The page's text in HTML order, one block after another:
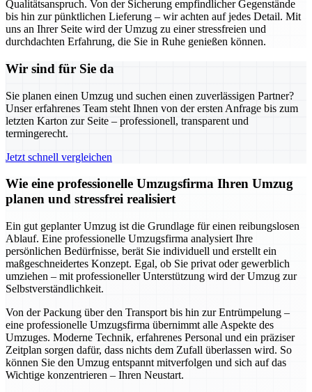
Qualitätsanspruch. Von der Sicherung empfindlicher Gegenstände
bis hin zur pünktlichen Lieferung – wir achten auf jedes Detail. Mit
uns an Ihrer Seite wird der Umzug zu einer stressfreien und
durchdachten Erfahrung, die Sie in Ruhe genießen können.
Wir sind für Sie da
Sie planen einen Umzug und suchen einen zuverlässigen Partner?
Unser erfahrenes Team steht Ihnen von der ersten Anfrage bis zum
letzten Karton zur Seite – professionell, transparent und
termingerecht.
Jetzt schnell vergleichen
Wie eine professionelle Umzugsfirma Ihren Umzug
planen und stressfrei realisiert
Ein gut geplanter Umzug ist die Grundlage für einen reibungslosen
Ablauf. Eine professionelle Umzugsfirma analysiert Ihre
persönlichen Bedürfnisse, berät Sie individuell und erstellt ein
maßgeschneidertes Konzept. Egal, ob Sie privat oder gewerblich
umziehen – mit professioneller Unterstützung wird der Umzug zur
Selbstverständlichkeit.
Von der Packung über den Transport bis hin zur Entrümpelung –
eine professionelle Umzugsfirma übernimmt alle Aspekte des
Umzuges. Moderne Technik, erfahrenes Personal und ein präziser
Zeitplan sorgen dafür, dass nichts dem Zufall überlassen wird. So
können Sie den Umzug entspannt mitverfolgen und sich auf das
Wichtige konzentrieren – Ihren Neustart.